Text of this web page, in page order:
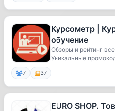
Курсометр |
обучение
Обзоры и рейтинг
Уникальные
7 37
EURO SHOP.